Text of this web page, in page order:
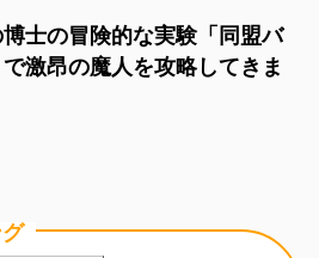
博士の冒険的な実験「同盟バ
で激昂の魔人を攻略してきま